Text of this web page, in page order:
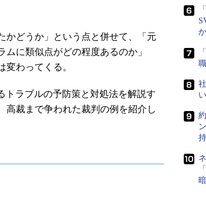
どうか」という点と併せて、「元
に類似点がどの程度あるのか」
変わってくる。
ラブルの予防策と対処法を解説す
高裁まで争われた裁判の例を紹介し
か
暗